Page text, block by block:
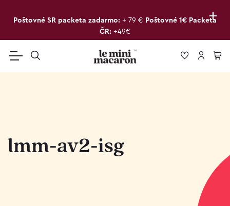
+
Poštovné SR packeta zadarmo: + 79 € Poštovné 1€ Packeta
ČR: +49€
lmm-av2-isg